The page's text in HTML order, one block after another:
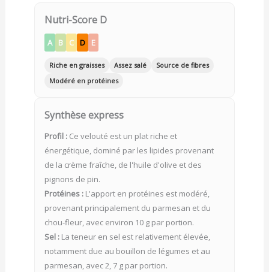
Nutri-Score D
A B C D E
Riche en graisses Assez salé
Source de fibres
Modéré en protéines
Synthèse express
Profil :Ce velouté est un plat riche et
énergétique, dominé par les lipides provenant
de la crème fraîche, de l'huile d'olive et des
pignons de pin.
Protéines :L'apport en protéines est modéré,
provenant principalement du parmesan et du
chou-fleur, avec environ 10 g par portion.
Sel :La teneur en sel est relativement élevée,
notamment due au bouillon de légumes et au
parmesan, avec 2, 7 g par portion.